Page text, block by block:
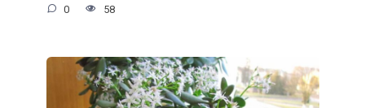
0 58